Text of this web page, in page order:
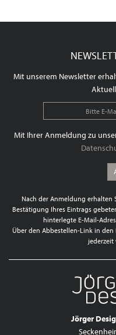
Mit unserem Newsletter
Mit Ihrer Anmeldung zu
Nach der Anmeldung erhalten
Bestätigung Ihres Eintrags
hinterlegte E-Mail-
Über den Abbestellen-Link in den
jederzeit
Jörger